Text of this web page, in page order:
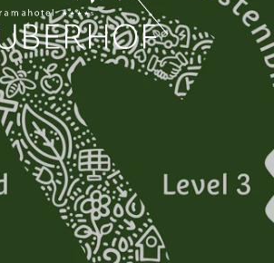
Der Huberhof
Für Pärchen